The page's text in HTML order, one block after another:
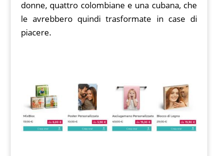
donne, quattro colombiane e una cubana, che
le avrebbero quindi trasformate in case di
piacere.